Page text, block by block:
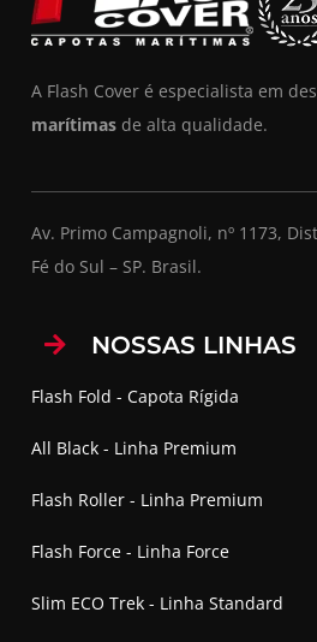
A Flash Cover é especialista em
marítimas de alta qualidade.
Av. Primo Campagnoli, nº 1173,
Fé do Sul – SP. Brasil.
NOSSAS LINHAS
Flash Fold - Capota Rígida
All Black - Linha Premium
Flash Roller - Linha Premium
Flash Force - Linha Force
Slim ECO Trek - Linha Standard